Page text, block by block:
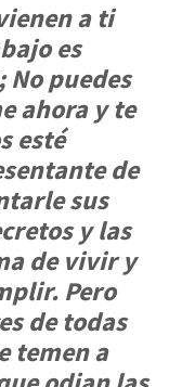
a ti
es
puedes
ahora y te
esté
de
sus
y las
de vivir y
Pero
de todas
temen a